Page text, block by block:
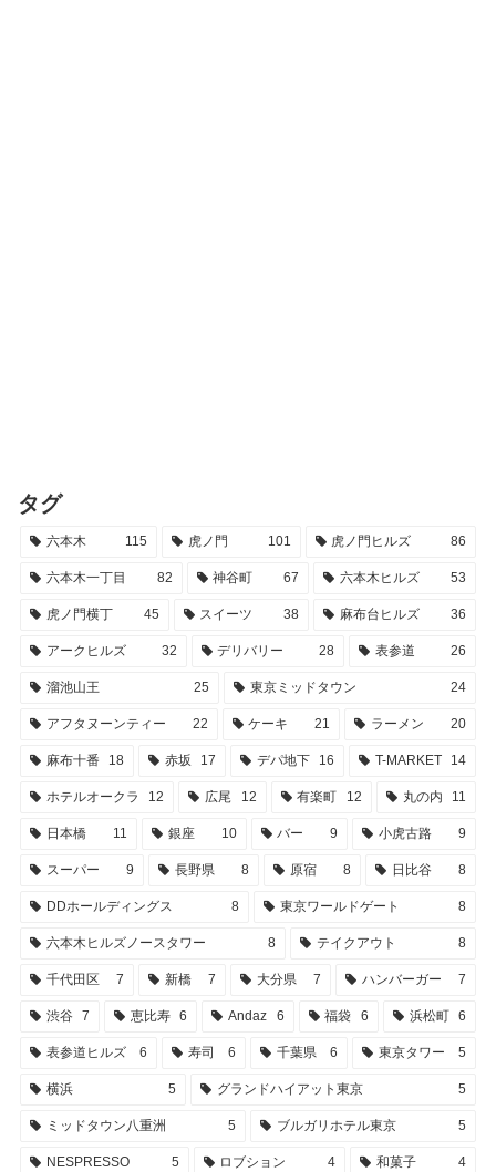
タグ
六本木 115 虎ノ門 101 虎ノ門ヒルズ 86
六本木一丁目 82 神谷町 67 六本木ヒルズ 53
虎ノ門横丁 45 スイーツ 38 麻布台ヒルズ 36
アークヒルズ 32 デリバリー 28 表参道 26
溜池山王 25 東京ミッドタウン 24
アフタヌーンティー 22 ケーキ 21 ラーメン 20
麻布十番 18 赤坂 17 デパ地下 16 T-MARKET 14
ホテルオークラ 12 広尾 12 有楽町 12 丸の内 11
日本橋 11 銀座 10 バー 9 小虎古路 9
スーパー 9 長野県 8 原宿 8 日比谷 8
DDホールディングス 8 東京ワールドゲート 8
六本木ヒルズノースタワー 8 テイクアウト 8
千代田区 7 新橋 7 大分県 7 ハンバーガー 7
渋谷 7 恵比寿 6 Andaz 6 福袋 6 浜松町 6
表参道ヒルズ 6 寿司 6 千葉県 6 東京タワー 5
横浜 5 グランドハイアット東京 5
ミッドタウン八重洲 5 ブルガリホテル東京 5
NESPRESSO 5 ロブション 4 和菓子 4